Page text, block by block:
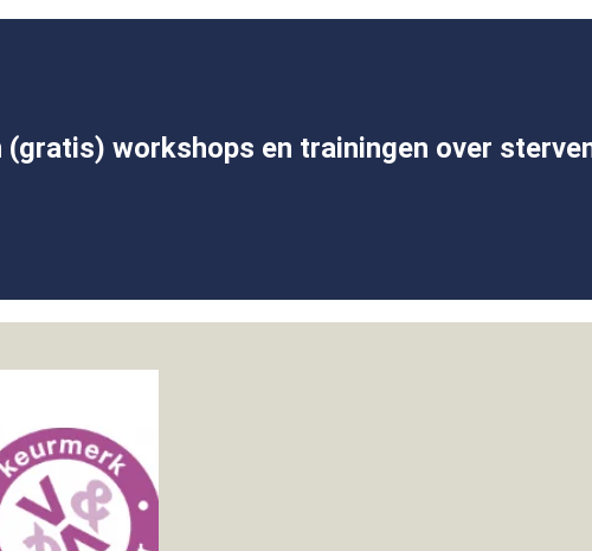
(gratis) workshops en trainingen over